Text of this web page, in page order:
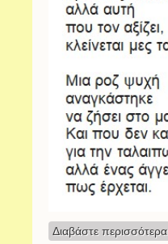
Διαβάστε περισσότερα